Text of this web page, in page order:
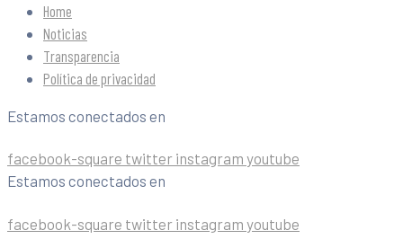
Home
Noticias
Transparencia
Política de privacidad
Estamos conectados en
facebook-square twitter instagram youtube
Estamos conectados en
facebook-square twitter instagram youtube